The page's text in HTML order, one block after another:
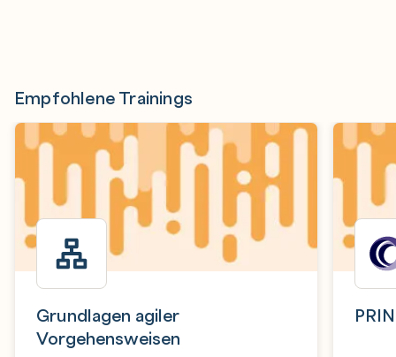
Empfohlene Trainings
Grundlagen agiler
Vorgehensweisen